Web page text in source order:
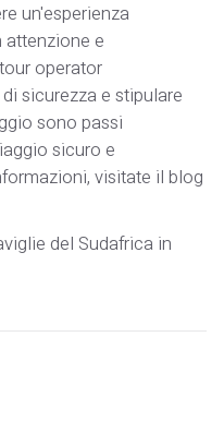
un'esperienza
e
operator
sicurezza e stipulare
sono passi
sicuro e
visitate il blog
del Sudafrica in